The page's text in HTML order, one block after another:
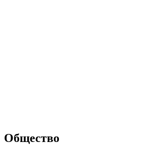
Общество